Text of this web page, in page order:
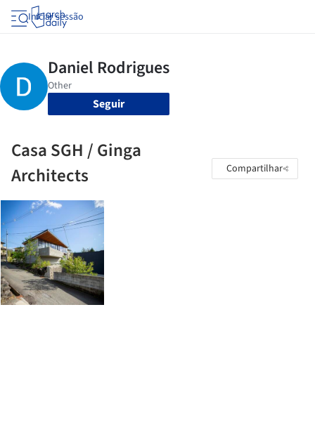
Iniciar sessão
Seguir
Casa SGH / Ginga
Architects
Compartilhar